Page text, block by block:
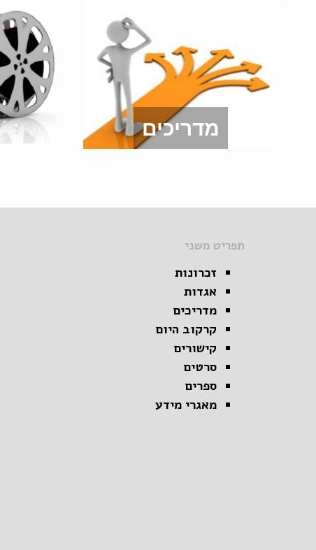
מדריכים
תפריט משני
זכרונות
אגדות
מדריכים
קרקוב היום
קישורים
סרטים
ספרים
מאגרי מידע